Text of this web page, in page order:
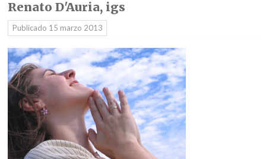
Renato D'Auria, igs
Publicado 15 marzo 2013